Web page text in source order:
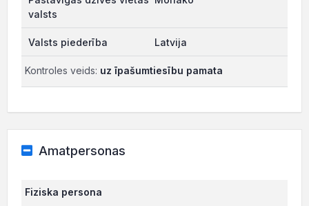
Latvija
Kontroles veids: uz īpašumtiesību pamata
Amatpersonas
Fiziska persona